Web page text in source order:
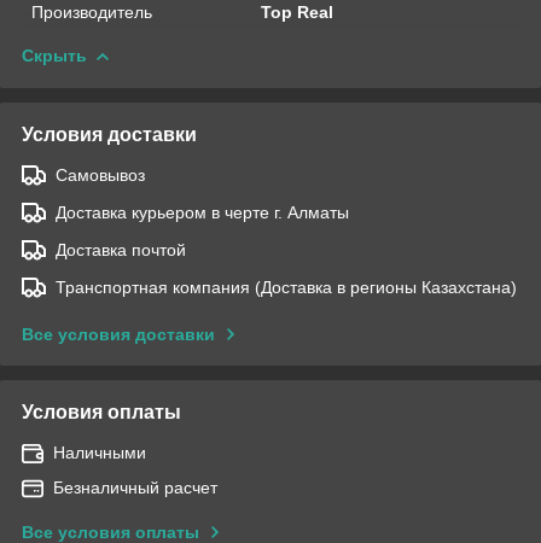
Производитель
Top Real
Скрыть
Условия доставки
Самовывоз
Доставка курьером в черте г. Алматы
Доставка почтой
Транспортная компания (Доставка в регионы Казахстана)
Все условия доставки
Условия оплаты
Наличными
Безналичный расчет
Все условия оплаты